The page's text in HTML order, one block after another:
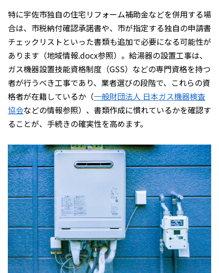
特に宇佐市独自の住宅リフォーム補助金などを併用する場
合は、市税納付確認承諾書や、市が指定する独自の申請書
チェックリストといった書類も追加で必要になる可能性が
あります（地域情報.docx参照）。給湯器の設置工事は、
ガス機器設置技能資格制度（GSS）などの専門資格を持つ
者が行うべき工事であり、業者選びの段階で、これらの資
格者が在籍しているか（一般財団法人 日本ガス機器検査
協会などの情報参照）、書類作成に慣れているかを確認す
ることが、手続きの確実性を高めます。